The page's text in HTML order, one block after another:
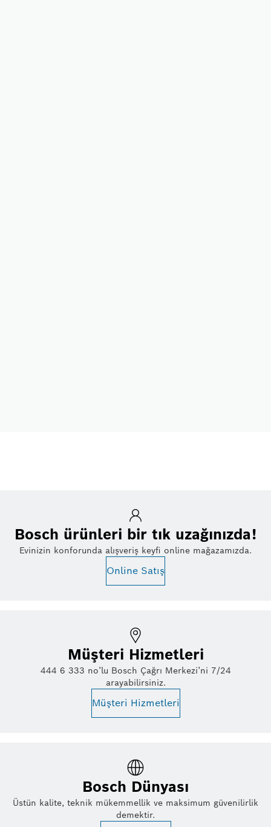
Bosch ürünleri bir tık uzağınızda!
Evinizin konforunda alışveriş keyfi online mağazamızda.
Online Satış
Müşteri Hizmetleri
444 6 333 no’lu Bosch Çağrı Merkezi’ni 7/24
arayabilirsiniz.
Müşteri Hizmetleri
Bosch Dünyası
Üstün kalite, teknik mükemmellik ve maksimum güvenilirlik
demektir.